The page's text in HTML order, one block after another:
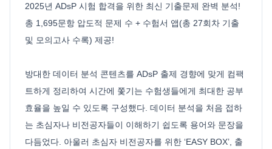
2025년 ADsP 시험 합격을 위한 최신 기출문제 완벽 분석!
총 1,695문항 압도적 문제 수 + 수험서 앱(총 27회차 기출
및 모의고사 수록) 제공!
방대한 데이터 분석 콘텐츠를 ADsP 출제 경향에 맞게 컴팩
트하게 정리하여 시간에 쫓기는 수험생들에게 최대한 공부
효율을 높일 수 있도록 구성했다. 데이터 분석을 처음 접하
는 초심자나 비전공자들이 이해하기 쉽도록 용어와 문장을
다듬었다. 아울러 초심자 비전공자를 위한 ‘EASY BOX’, 출